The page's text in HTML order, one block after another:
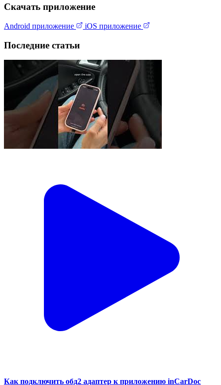
Скачать приложение
Android приложение iOS приложение
Последние статьи
Как подключить обд2 адаптер к приложению inCarDoc